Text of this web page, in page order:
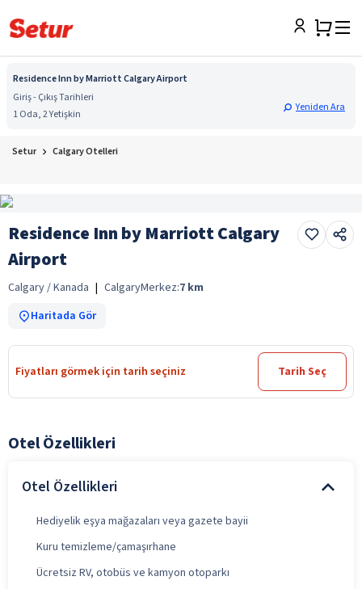
Residence Inn by Marriott Calgary Airport
Giriş - Çıkış Tarihleri
1 Oda, 2 Yetişkin
Yeniden Ara
Setur Calgary Otelleri
Residence Inn by Marriott Calgary
Airport
Calgary / Kanada | CalgaryMerkez:7 km
Haritada Gör
Fiyatları görmek için tarih seçiniz Tarih Seç
Otel Özellikleri
Otel Özellikleri
Hediyelik eşya mağazaları veya gazete bayii
Kuru temizleme/çamaşırhane
Ücretsiz RV, otobüs ve kamyon otoparkı